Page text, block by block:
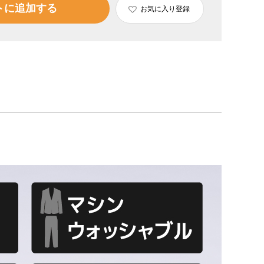
に追加する お気に入り登録